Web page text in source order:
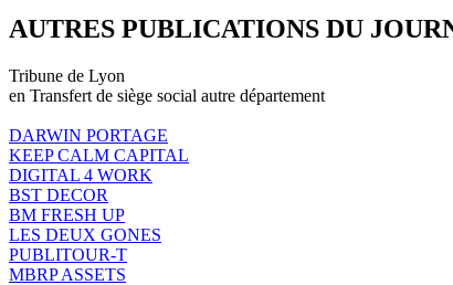
AUTRES PUBLICATIONS DU
Tribune de Lyon
en Transfert de siège social autre département
DARWIN PORTAGE
KEEP CALM CAPITAL
DIGITAL 4 WORK
BST DECOR
BM FRESH UP
LES DEUX GONES
PUBLITOUR-T
MBRP ASSETS